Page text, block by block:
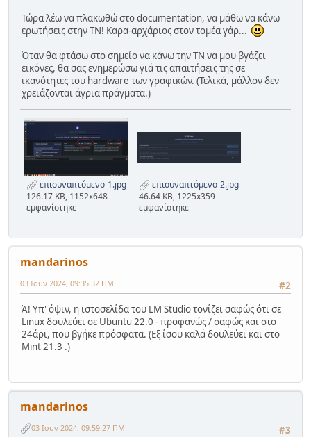
Τώρα λέω να πλακωθώ στο documentation, να μάθω να κάνω
ερωτήσεις στην ΤΝ! Καρα-αρχάριος στον τομέα γάρ...
Όταν θα φτάσω στο σημείο να κάνω την ΤΝ να μου βγάζει
εικόνες, θα σας ενημερώσω γιά τις απαιτήσεις της σε
ικανότητες του hardware των γραφικών. (Τελικά, μάλλον δεν
χρειάζονται άγρια πράγματα.)
επισυναπτόμενο-1.jpg
126.17 KB, 1152x648
εμφανίστηκε
επισυναπτόμενο-2.jpg
46.64 KB, 1225x359
εμφανίστηκε
mandarinos
#2
03 Ιουν 2024, 09:35:32 ΠΜ
Ά! Υπ' όψιν, η ιστοσελίδα του LM Studio τονίζει σαφώς ότι σε
Linux δουλεύει σε Ubuntu 22.0 - προφανώς / σαφώς και στο
24άρι, που βγήκε πρόσφατα. (Εξ ίσου καλά δουλεύει και στο
Mint 21.3 .)
mandarinos
#3
03 Ιουν 2024, 09:59:27 ΠΜ